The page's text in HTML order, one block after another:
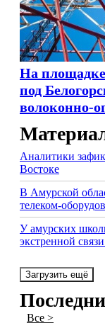
На площадке
под
волоконно-
Аналитики
Востоке
В Амурской
телеком-
У амурских
экстренной
Загрузить ещё
Все >